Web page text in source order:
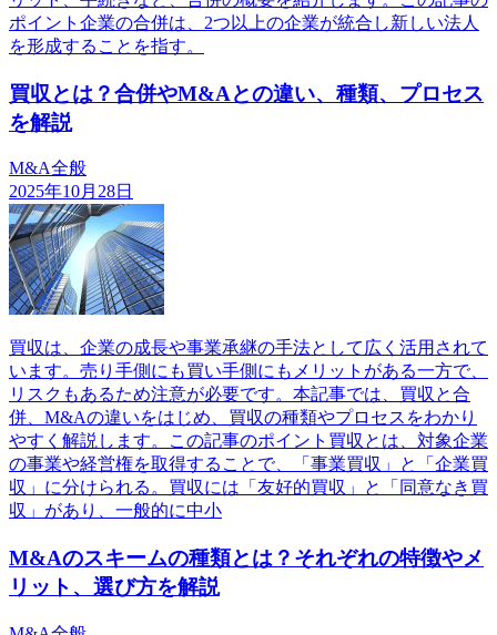
ポイント企業の合併は、2つ以上の企業が統合し新しい法人
を形成することを指す。
買収とは？合併やM&Aとの違い、種類、プロセス
を解説
M&A全般
2025年10月28日
買収は、企業の成長や事業承継の手法として広く活用されて
います。売り手側にも買い手側にもメリットがある一方で、
リスクもあるため注意が必要です。本記事では、買収と合
併、M&Aの違いをはじめ、買収の種類やプロセスをわかり
やすく解説します。この記事のポイント買収とは、対象企業
の事業や経営権を取得することで、「事業買収」と「企業買
収」に分けられる。買収には「友好的買収」と「同意なき買
収」があり、一般的に中小
M&Aのスキームの種類とは？それぞれの特徴やメ
リット、選び方を解説